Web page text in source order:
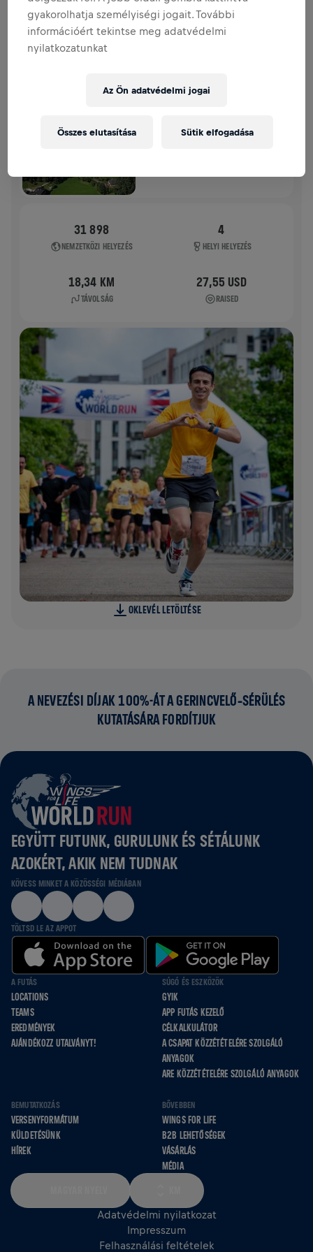
TÖRTÉNETÜNK
2025. máj. 04.
31 898
NEMZETKÖZI HELYEZÉS
4
HELYI HELYEZÉS
18,34 KM
TÁVOLSÁG
27,55 USD
RAISED
OKLEVÉL LETÖLTÉSE
A NEVEZÉSI DÍJAK 100%-ÁT A GERINCVELŐ‑SÉRÜLÉS
KUTATÁSÁRA FORDÍTJUK
EGYÜTT FUTUNK, GURULUNK ÉS SÉTÁLUNK
AZOKÉRT, AKIK NEM TUDNAK
KÖVESS MINKET A KÖZÖSSÉGI MÉDIÁBAN
TÖLTSD LE AZ APPOT
A FUTÁS
LOCATIONS
TEAMS
EREDMÉNYEK
AJÁNDÉKOZZ UTALVÁNYT!
SÚGÓ ÉS ESZKÖZÖK
GYIK
APP FUTÁS KEZELŐ
CÉLKALKULÁTOR
A CSAPAT KÖZZÉTÉTELÉRE SZOLGÁLÓ
ANYAGOK
ARE KÖZZÉTÉTELÉRE SZOLGÁLÓ ANYAGOK
BEMUTATKOZÁS
VERSENYFORMÁTUM
KÜLDETÉSÜNK
HÍREK
BŐVEBBEN
WINGS FOR LIFE
B2B LEHETŐSÉGEK
VÁSÁRLÁS
MÉDIA
Adatvédelmi nyilatkozat
Impresszum
Felhasználási feltételek
gyakorolhatja személyiségi jogait. További
információért tekintse meg adatvédelmi
nyilatkozatunkat
Az Ön adatvédelmi jogai
Összes elutasítása Sütik elfogadása